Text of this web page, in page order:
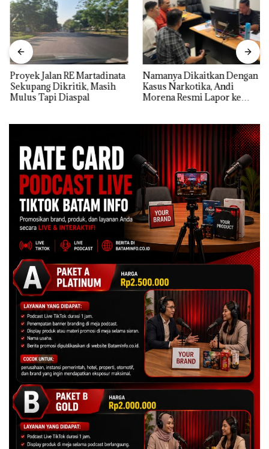
Proyek Jalan RE Martadinata
Sekupang Dikritik, Masih
Mulus Tapi Diaspal
Namanya Dikaitkan Dengan
Kasus Narkotika, Andi
Morena Resmi Lapor ke